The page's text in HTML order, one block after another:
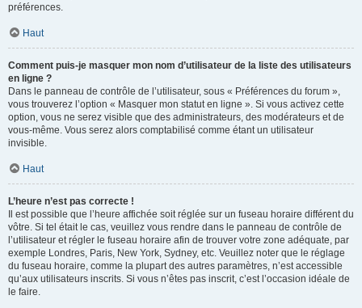
préférences.
Haut
Comment puis-je masquer mon nom d’utilisateur de la liste des utilisateurs
en ligne ?
Dans le panneau de contrôle de l’utilisateur, sous « Préférences du forum »,
vous trouverez l’option « Masquer mon statut en ligne ». Si vous activez cette
option, vous ne serez visible que des administrateurs, des modérateurs et de
vous-même. Vous serez alors comptabilisé comme étant un utilisateur
invisible.
Haut
L’heure n’est pas correcte !
Il est possible que l’heure affichée soit réglée sur un fuseau horaire différent du
vôtre. Si tel était le cas, veuillez vous rendre dans le panneau de contrôle de
l’utilisateur et régler le fuseau horaire afin de trouver votre zone adéquate, par
exemple Londres, Paris, New York, Sydney, etc. Veuillez noter que le réglage
du fuseau horaire, comme la plupart des autres paramètres, n’est accessible
qu’aux utilisateurs inscrits. Si vous n’êtes pas inscrit, c’est l’occasion idéale de
le faire.